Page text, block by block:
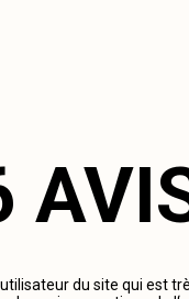
du site qui est